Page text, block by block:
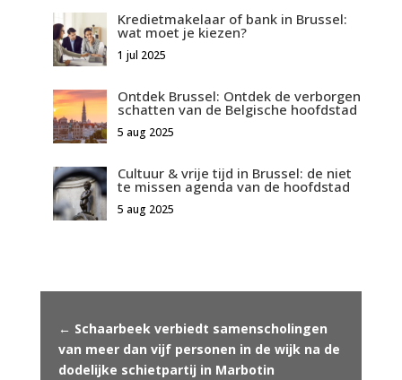
Kredietmakelaar of bank in Brussel:
wat moet je kiezen?
1 jul 2025
Ontdek Brussel: Ontdek de verborgen
schatten van de Belgische hoofdstad
5 aug 2025
Cultuur & vrije tijd in Brussel: de niet
te missen agenda van de hoofdstad
5 aug 2025
← Schaarbeek verbiedt samenscholingen
van meer dan vijf personen in de wijk na de
dodelijke schietpartij in Marbotin